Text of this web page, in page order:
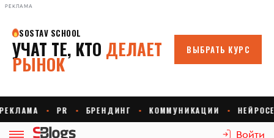
РЕКЛАМА
Войти